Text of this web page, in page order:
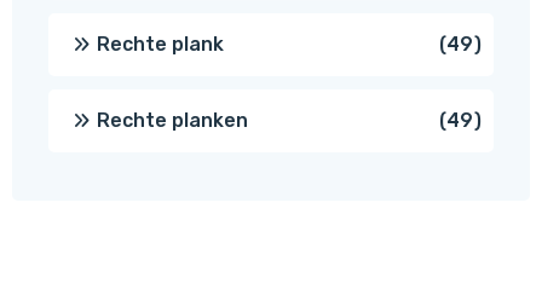
Rechte plank 4949
Rechte planken 4949